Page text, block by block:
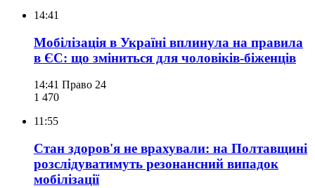
14:41
Мобілізація в Україні вплинула на правила
в ЄС: що зміниться для чоловіків-біженців
14:41 Право 24
1 470
11:55
Стан здоров'я не врахували: на Полтавщині
розслідуватимуть резонансний випадок
мобілізації